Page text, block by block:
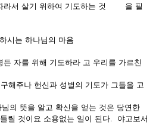
라서 살기 위하여 기도하는 것 을 필
시는 하나님의 마음
자를 위해 기도하라 고 우리를 가르친
주나 헌신과 성별의 기도가 그들을 고
의 뜻을 알고 확신을 얻는 것은 당연한
것이요 소용없는 일이 된다. 야고보서